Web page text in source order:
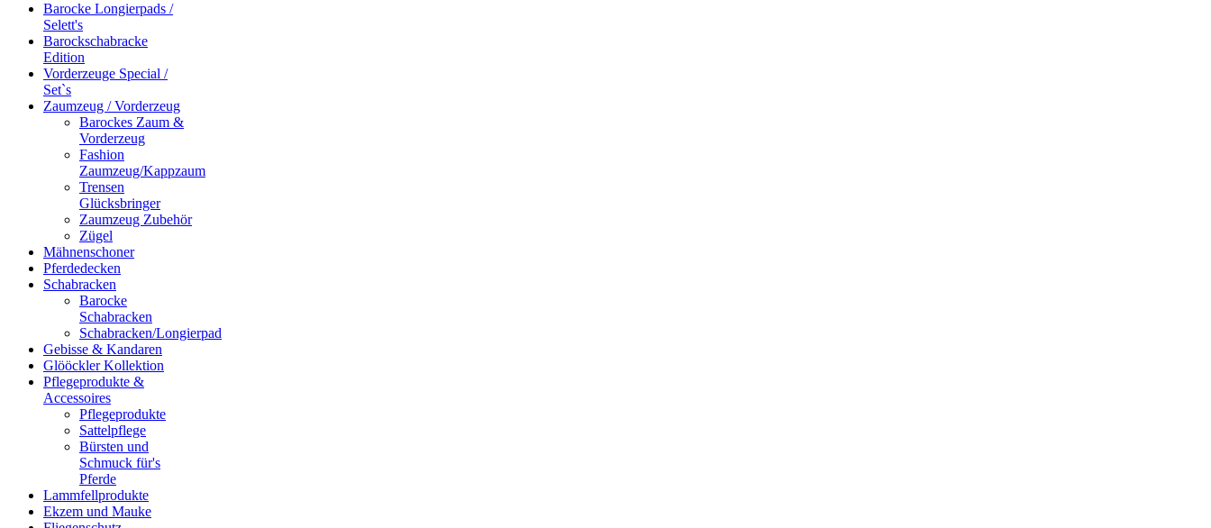
Barocke Longierpads /
Selett's
Barockschabracke
Edition
Vorderzeuge Special /
Set`s
Zaumzeug / Vorderzeug
Barockes Zaum &
Vorderzeug
Fashion
Zaumzeug/Kappzaum
Trensen
Glücksbringer
Zaumzeug Zubehör
Zügel
Mähnenschoner
Pferdedecken
Schabracken
Barocke
Schabracken
Schabracken/Longierpad
Gebisse & Kandaren
Glööckler Kollektion
Pflegeprodukte &
Accessoires
Pflegeprodukte
Sattelpflege
Bürsten und
Schmuck für's
Pferde
Lammfellprodukte
Ekzem und Mauke